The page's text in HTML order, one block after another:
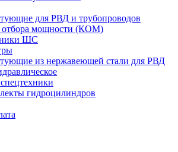
для РВД и трубопроводов
отбора мощности (КОМ)
ШС
из нержавеющей стали для РВД
гидроцилиндров